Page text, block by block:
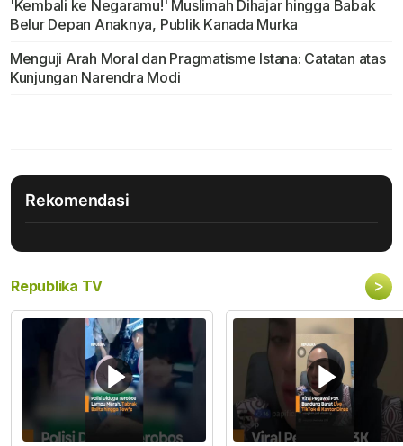
'Kembali ke Negaramu!' Muslimah Dihajar hingga Babak
Belur Depan Anaknya, Publik Kanada Murka
Menguji Arah Moral dan Pragmatisme Istana: Catatan atas
Kunjungan Narendra Modi
Rekomendasi
Republika TV >